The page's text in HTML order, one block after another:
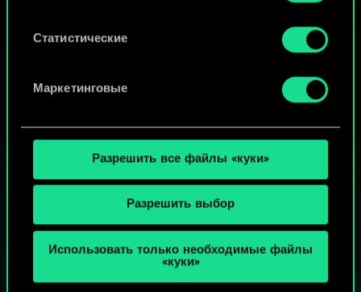
«Настройки» ниже.
Статистические
Маркетинговые
Разрешить все файлы «куки»
Разрешить выбор
Использовать только необходимые файлы
«куки»
МОЖЕТ ПАРТЕЕЧКУ В ГВИНТ?
ИГРАТЬ
БЕСПЛАТНО НА ПК